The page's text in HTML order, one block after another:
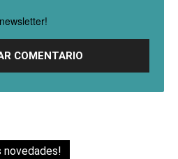
novedades!